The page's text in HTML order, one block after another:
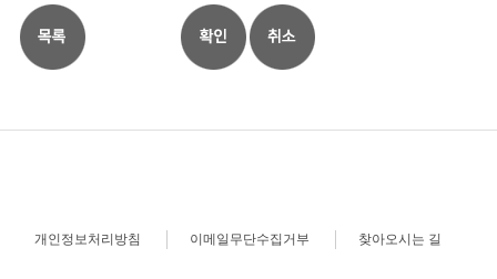
개인정보처리방침 이메일무단수집거부 찾아오시는 길